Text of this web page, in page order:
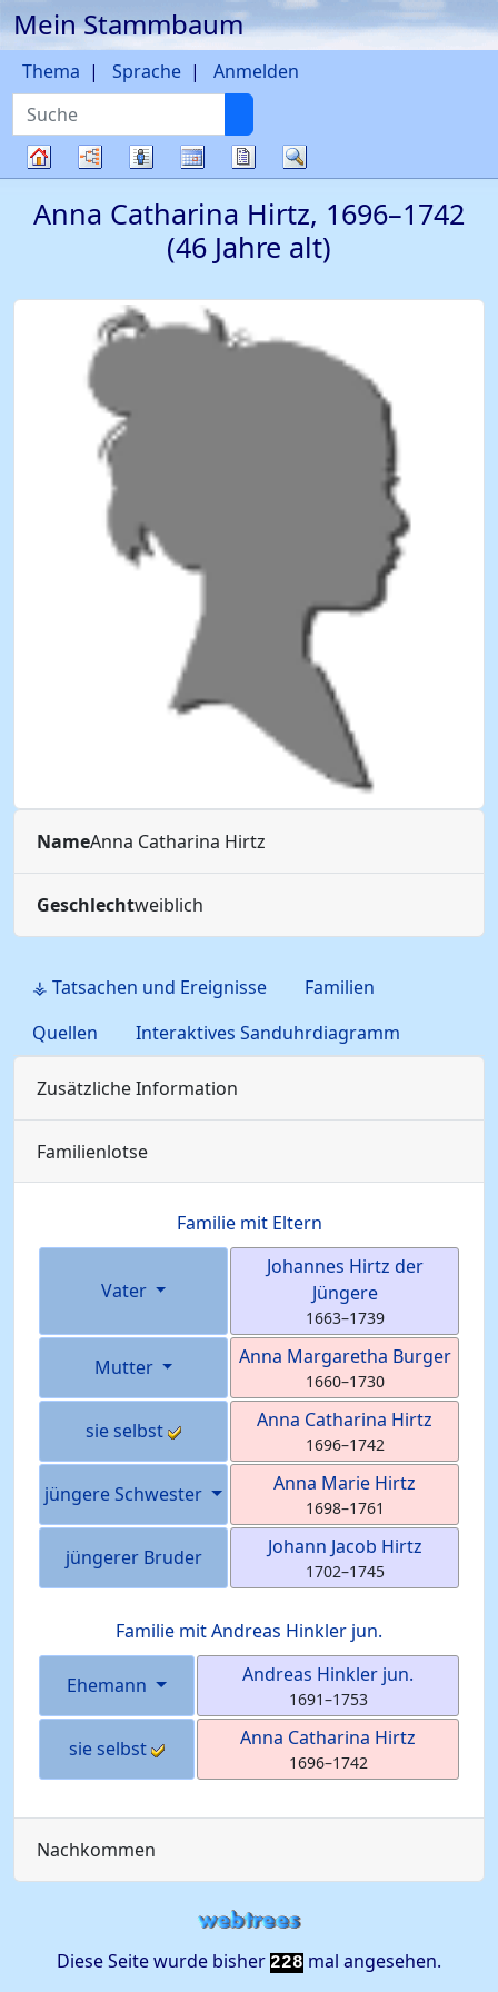
Weiter zu Hauptseite
Mein Stammbaum
Suche
Thema Sprache Anmelden
Diagramme
Listen KalenderBerichte
Anna Catharina Hirtz, 1696–1742
(46 Jahre alt)
NameAnna Catharina Hirtz
Geschlechtweiblich
⚶ Tatsachen und Ereignisse
Familien
Quellen
Interaktives Sanduhrdiagramm
Zusätzliche Information
Familienlotse
Familie mit Eltern
Vater
Johannes Hirtz der
Jüngere
1663–1739
Mutter Anna Margaretha Burger
1660–1730
sie selbst Anna Catharina Hirtz
1696–1742
jüngere Schwester Anna Marie Hirtz
1698–1761
jüngerer Bruder Johann Jacob Hirtz
1702–1745
Familie mitAndreas Hinkler jun.
Ehemann Andreas Hinkler jun.
1691–1753
sie selbst Anna Catharina Hirtz
1696–1742
Nachkommen
Diese Seite wurde bisher 228 mal angesehen.